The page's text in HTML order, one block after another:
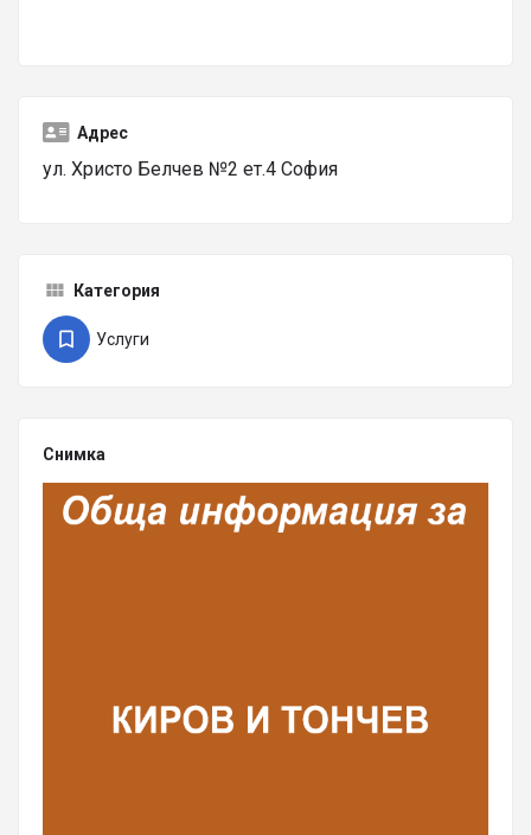
Адрес
ул. Христо Белчев №2 ет.4 София
Категория
Услуги
Снимка